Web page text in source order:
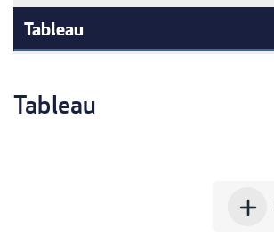
Tableau
Tableau
add